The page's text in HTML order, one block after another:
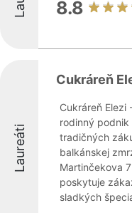
8.8
Laureáti
Cukráreň
Cukráreň Elezi
rodinný
tradičných
balkánskej
Martinčekova
poskytuje
sladkých